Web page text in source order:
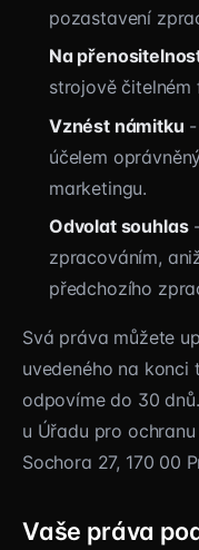
pozastavení
Na
strojově čitelném
Vznést námitku
účelem
marketingu.
Odvolat souhlas-
zpracováním,
předchozího
Svá práva můžete
uvedeného na
odpovíme do 30
u Úřadu pro
Sochora 27, 170 00
Vaše práva